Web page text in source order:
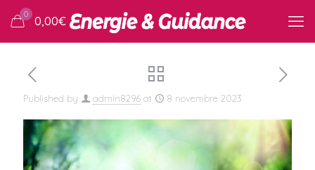
0 0,00€
Published by admin8296 at 8 novembre 2023